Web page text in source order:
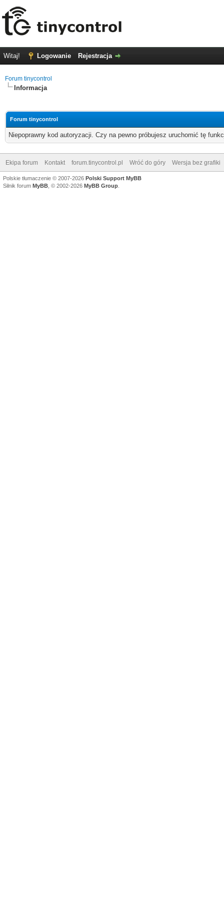
Witaj! Logowanie Rejestracja
Forum tinycontrol
Informacja
Forum tinycontrol
Niepoprawny kod autoryzacji. Czy na pewno próbujesz uruchomić tę
Ekipa forum Kontakt forum.tinycontrol.pl Wróć do góry Wersja bez grafiki
Polskie tłumaczenie © 2007-2026 Polski Support MyBB
Silnik forum MyBB , © 2002-2026 MyBB Group